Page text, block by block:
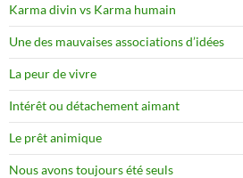
Karma divin vs Karma humain
Une des mauvaises associations d’idées
La peur de vivre
Intérêt ou détachement aimant
Le prêt animique
Nous avons toujours été seuls